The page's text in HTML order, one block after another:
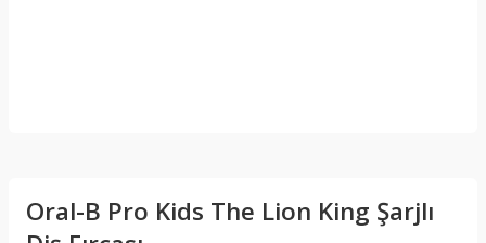
Oral-B Pro Kids The Lion King Şarjlı